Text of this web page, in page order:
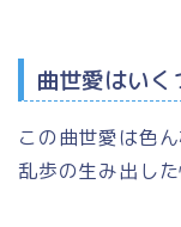
曲世愛はい
この曲世愛は色
乱歩の生み出し